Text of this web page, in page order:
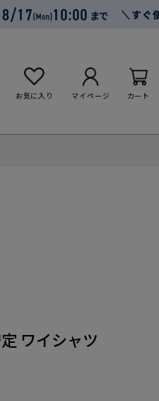
お気に入り マイページ カート
ワイシャツ